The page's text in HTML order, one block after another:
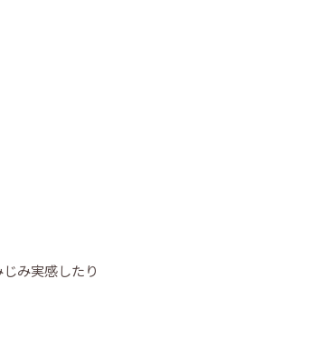
み実感したり